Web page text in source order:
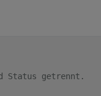
Status getrennt.